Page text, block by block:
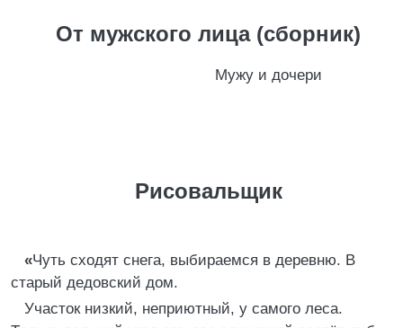
От мужского лица (сборник)
Мужу и дочери
Рисовальщик
«Чуть сходят снега, выбираемся в деревню. В
старый дедовский дом.
Участок низкий, неприютный, у самого леса.